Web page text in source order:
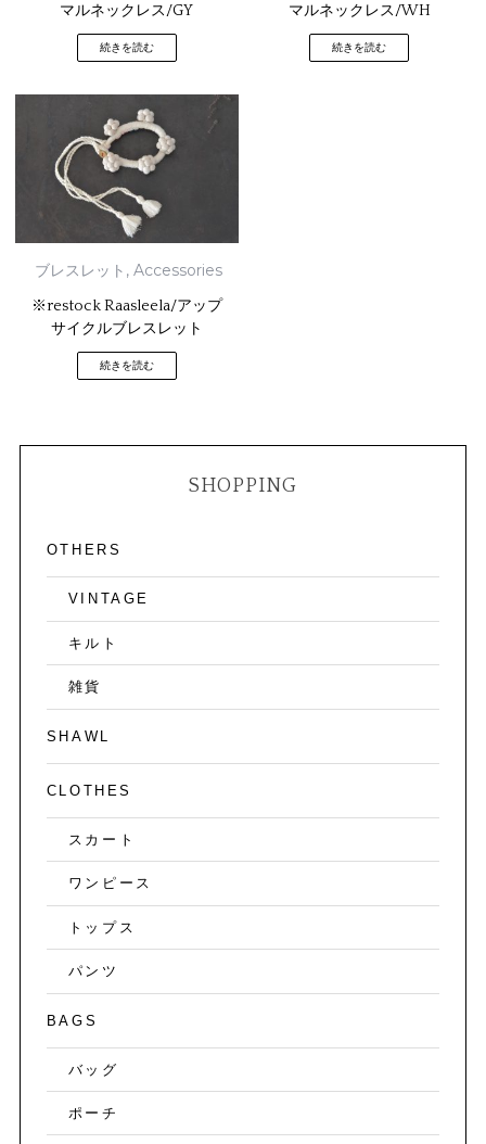
マルネックレス/GY
続きを読む
マルネックレス/WH
続きを読む
ブレスレット , Accessories
※restock Raasleela/アップ
サイクルブレスレット
続きを読む
SHOPPING
OTHERS
VINTAGE
キルト
雑貨
SHAWL
CLOTHES
スカート
ワンピース
トップス
パンツ
BAGS
バッグ
ポーチ